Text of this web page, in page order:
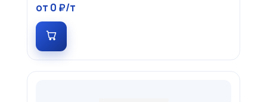
от 0 ₽/т